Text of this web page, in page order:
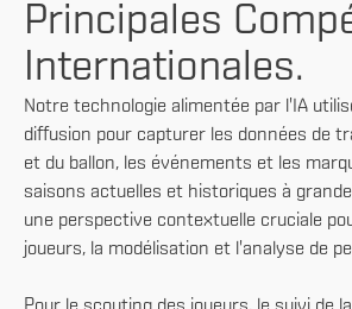
Principales
Internationales.
Notre technologie alimentée par l'IA
diffusion pour capturer les données de
et du ballon, les événements et les
saisons actuelles et historiques à
une perspective contextuelle cruciale
joueurs, la modélisation et l'analyse de